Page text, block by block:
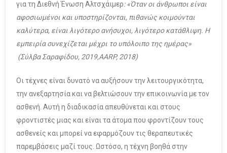
για τη Διεθνή Ένωση Αλτσχάιμερ: «Όταν οι άνθρωποι είναι
αφοσιωμένοι και υποστηρίζονται, πιθανώς κοιμούνται
καλύτερα, είναι λιγότερο ανήσυχοι, λιγότερο κατάθλιψη. Η
εμπειρία συνεχίζεται μέχρι το υπόλοιπο της ημέρας»
(Σύλβα Σαραφίδου, 2019,AARP, 2018)
Οι τέχνες είναι δυνατό να αυξήσουν την λειτουργικότητα,
την ανεξαρτησία και να βελτιώσουν την επικοινωνία με τον
ασθενή. Αυτή η διαδικασία απευθύνεται και στους
φροντιστές μιας και είναι τα άτομα που φροντίζουν τους
ασθενείς και μπορεί να εφαρμόζουν τις θεραπευτικές
παρεμβάσεις μαζί τους. Ωστόσο, η τέχνη βοηθά στην